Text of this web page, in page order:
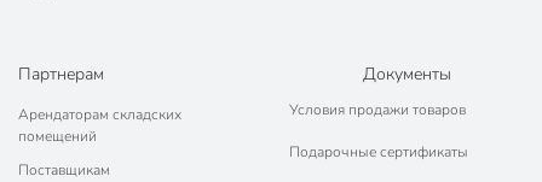
Партнерам
Арендаторам складских
помещений
Поставщикам
Документы
Условия продажи товаров
Подарочные сертификаты